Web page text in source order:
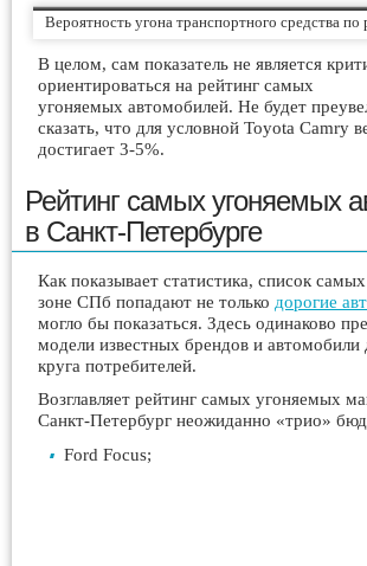
Вероятность угона транспортного средства по
В целом, сам показатель не является
ориентироваться на рейтинг самых
угоняемых автомобилей. Не будет
сказать, что для условной Toyota Camry
достигает 3-5%.
Рейтинг самых угоняемых
в Санкт-Петербурге
Как показывает статистика, список
зоне СПб попадают не только дорогие
могло бы показаться. Здесь одинаково
модели известных брендов и автомобили
круга потребителей.
Возглавляет рейтинг самых угоняемых
Санкт-Петербург неожиданно «трио»
Ford Focus;